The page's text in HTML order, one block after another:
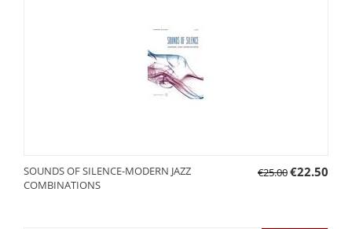
SOUNDS OF SILENCE-MODERN JAZZ
COMBINATIONS
€25.00€22.50